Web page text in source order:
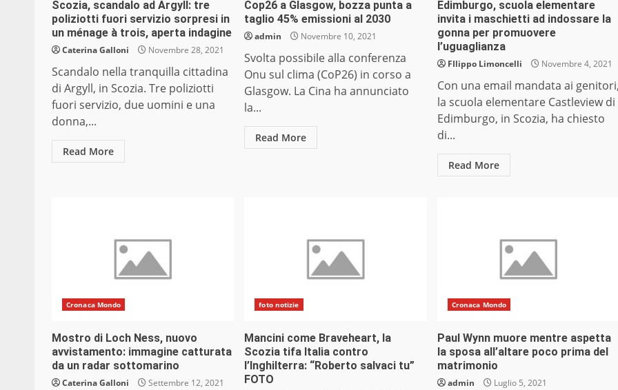
Scozia, scandalo ad Argyll: tre
poliziotti fuori servizio sorpresi in
un ménage à trois, aperta indagine
Caterina Galloni Novembre 28, 2021
Scandalo nella tranquilla cittadina
di Argyll, in Scozia. Tre poliziotti
fuori servizio, due uomini e una
donna,...
Read More
Cop26 a Glasgow, bozza punta a
taglio 45% emissioni al 2030
admin Novembre 10, 2021
Svolta possibile alla conferenza
Onu sul clima (CoP26) in corso a
Glasgow. La Cina ha annunciato
la...
Read More
Edimburgo, scuola elementare
invita i maschietti ad indossare la
gonna per promuovere
l’uguaglianza
FIlippo Limoncelli Novembre 4, 2021
Con una email mandata ai
la scuola elementare Castleview di
Edimburgo, in Scozia, ha chiesto
di...
Read More
Cronaca Mondo
Mostro di Loch Ness, nuovo
avvistamento: immagine catturata
da un radar sottomarino
Caterina Galloni Settembre 12, 2021
foto notizie
Mancini come Braveheart, la
Scozia tifa Italia contro
l’Inghilterra: “Roberto salvaci tu”
FOTO
Cronaca Mondo
Paul Wynn muore mentre aspetta
la sposa all’altare poco prima del
matrimonio
admin Luglio 5, 2021